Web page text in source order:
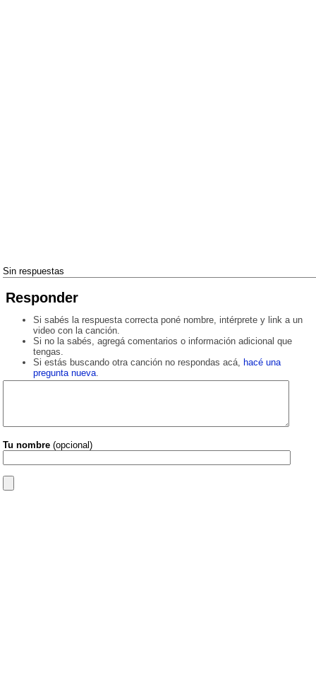
Sin respuestas
Responder
Si sabés la respuesta correcta poné nombre, intérprete y link a un
video con la canción.
Si no la sabés, agregá comentarios o información adicional que
tengas.
Si estás buscando otra canción no respondas acá, hacé una
pregunta nueva.
Tu nombre (opcional)